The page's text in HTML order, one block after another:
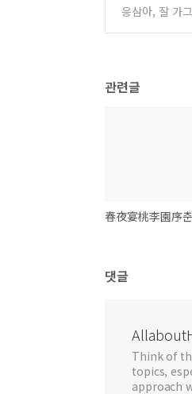
응삼아, 잘 가
관련글
댓글
Think of
topics,
approach